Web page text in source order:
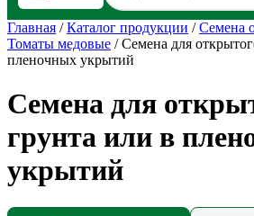
Главная /Каталог продукции /Семена
Томаты медовые /Семена для
пленочных укрытий
Семена для
грунта или в
укрытий